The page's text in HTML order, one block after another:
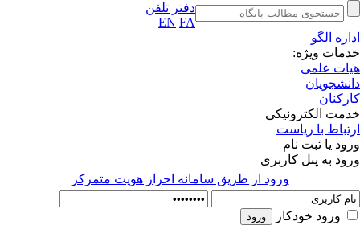
دفتر تلفن
EN FA
الگو
ویژه:
علمی
الکترونیکی
با ریاست
یا ثبت نام
به پنل کاربری
ورود از طريق سامانه احراز هويت متمركز
ورود خودکار